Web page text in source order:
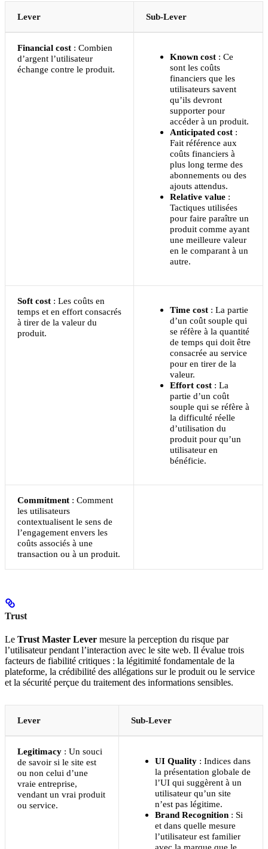
Lever Sub-Lever
Financial cost : Combien
d’argent l’utilisateur
échange contre le produit.
Known cost : Ce
sont les coûts
financiers que les
utilisateurs savent
qu’ils devront
supporter pour
accéder à un produit.
Anticipated cost :
Fait référence aux
coûts financiers à
plus long terme des
abonnements ou des
ajouts attendus.
Relative value :
Tactiques utilisées
pour faire paraître un
produit comme ayant
une meilleure valeur
en le comparant à un
autre.
Soft cost : Les coûts en
temps et en effort consacrés
à tirer de la valeur du
produit.
Time cost : La partie
d’un coût souple qui
se réfère à la quantité
de temps qui doit être
consacrée au service
pour en tirer de la
valeur.
Effort cost : La
partie d’un coût
souple qui se réfère à
la difficulté réelle
d’utilisation du
produit pour qu’un
utilisateur en
bénéficie.
Commitment : Comment
les utilisateurs
contextualisent le sens de
l’engagement envers les
coûts associés à une
transaction ou à un produit.
Trust
Le Trust Master Lever mesure la perception du risque par
l’utilisateur pendant l’interaction avec le site web. Il évalue trois
facteurs de fiabilité critiques : la légitimité fondamentale de la
plateforme, la crédibilité des allégations sur le produit ou le service
et la sécurité perçue du traitement des informations sensibles.
Lever Sub-Lever
Legitimacy : Un souci
de savoir si le site est
ou non celui d’une
vraie entreprise,
vendant un vrai produit
ou service.
UI Quality : Indices dans
la présentation globale de
l’UI qui suggèrent à un
utilisateur qu’un site
n’est pas légitime.
Brand Recognition : Si
et dans quelle mesure
l’utilisateur est familier
avec la marque que le